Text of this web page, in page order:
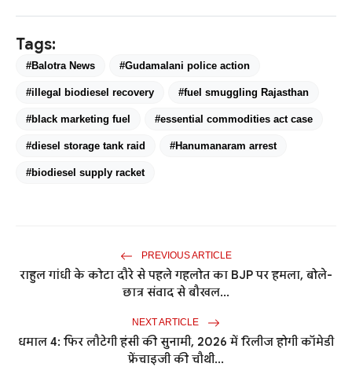
Tags:
#Balotra News #Gudamalani police action
#illegal biodiesel recovery #fuel smuggling Rajasthan
#black marketing fuel #essential commodities act case
#diesel storage tank raid #Hanumanaram arrest
#biodiesel supply racket
PREVIOUS ARTICLE
राहुल गांधी के कोटा दौरे से पहले गहलोत का BJP पर हमला, बोले-
छात्र संवाद से बौखल...
NEXT ARTICLE
धमाल 4: फिर लौटेगी हंसी की सुनामी, 2026 में रिलीज होगी कॉमेडी
फ्रेंचाइजी की चौथी...